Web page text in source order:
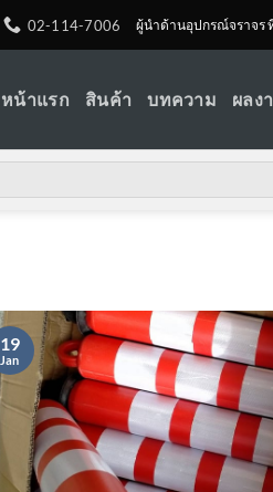
02-114-7006 ผู้นำด้านอุปกรณ์จราจร
หน้าแรก สินค้า บทความ ผลง
19
Jan